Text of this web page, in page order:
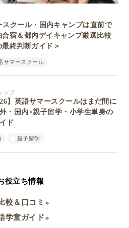
スクール・国内キャンプは直前で
宿＆都内デイキャンプ厳選比較
終判断ガイド＞
サマースクール
ンプ
】英語サマースクールはまだ間に
・国内×親子留学・小学生単身の
ド
親子留学
役立ち情報
較＆口コミ
学童ガイド